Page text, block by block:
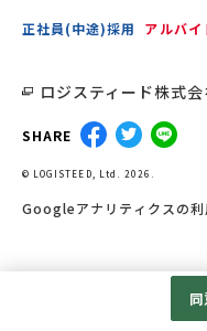
正社員(中途)採用 アルバイ
ロジスティード株式
SHARE
© LOGISTEED, Ltd. 2026.
Googleアナリティクスの利